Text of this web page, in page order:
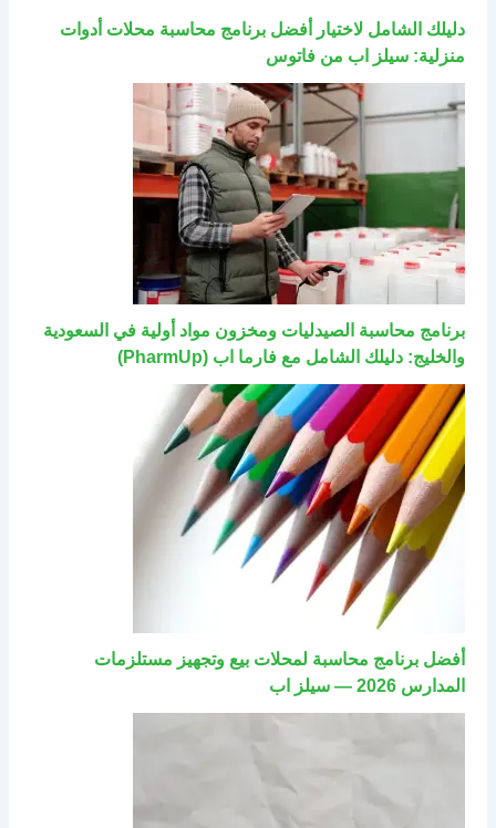
دليلك الشامل لاختيار أفضل برنامج محاسبة محلات أدوات
منزلية: سيلز اب من فاتوس
برنامج محاسبة الصيدليات ومخزون مواد أولية في السعودية
والخليج: دليلك الشامل مع فارما اب (PharmUp)
أفضل برنامج محاسبة لمحلات بيع وتجهيز مستلزمات
المدارس 2026 — سيلز اب